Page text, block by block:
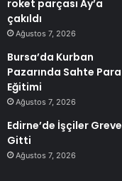
roket parçası Ay’a
çakıldı
Ağustos 7, 2026
Bursa’da Kurban
Pazarında Sahte Para
Eğitimi
Ağustos 7, 2026
Edirne’de İşçiler Greve
Gitti
Ağustos 7, 2026